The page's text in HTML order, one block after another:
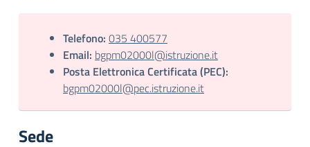
Telefono: 035 400577
Email: bgpm02000l@istruzione.it
Posta Elettronica Certificata (PEC):
bgpm02000l@pec.istruzione.it
Sede